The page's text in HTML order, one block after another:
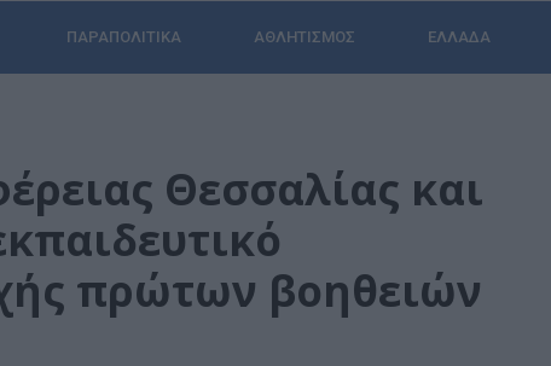
ΠΑΡΑΠΟΛΙΤΙΚΆ ΑΘΛΗΤΙΣΜΌΣ ΕΛΛΆΔΑ
Θεσσαλίας και
πρώτων βοηθειών